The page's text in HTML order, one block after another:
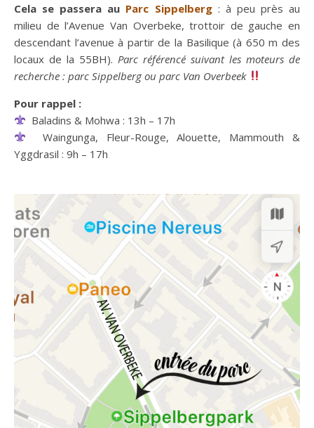
Cela se passera au Parc Sippelberg: à peu près au
milieu de l’Avenue Van Overbeke, trottoir de gauche en
descendant l’avenue à partir de la Basilique (à 650 m des
locaux de la 55BH). Parc référencé suivant les moteurs de
recherche : parc Sippelberg ou parc Van Overbeek
Pour rappel :
Baladins & Mohwa : 13h – 17h
Waingunga, Fleur-Rouge, Alouette, Mammouth &
Yggdrasil : 9h – 17h